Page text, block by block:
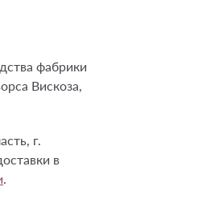
фабрики
Вискоза,
г.
в